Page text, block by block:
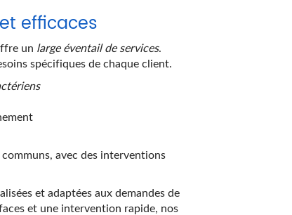
efficaces
un large éventail de services.
spécifiques de chaque client.
avec des interventions
et adaptées aux demandes de
et une intervention rapide, nos